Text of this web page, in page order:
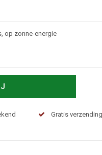
op zonne-energie
Gratis